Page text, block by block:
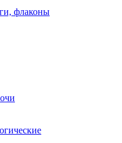
флаконы